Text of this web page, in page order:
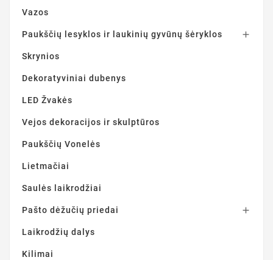
Vazos
Paukščių lesyklos ir laukinių gyvūnų šėryklos 
Skrynios
Dekoratyviniai dubenys
LED Žvakės
Vejos dekoracijos ir skulptūros
Paukščių Vonelės
Lietmačiai
Saulės laikrodžiai
Pašto dėžučių priedai 
Laikrodžių dalys
Kilimai